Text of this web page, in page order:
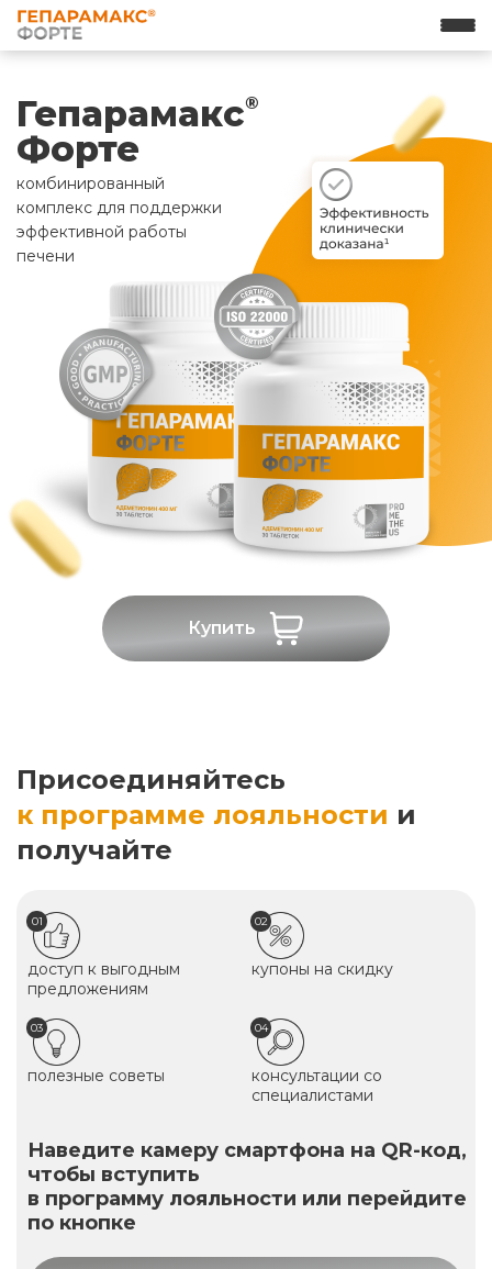
Гепарамакс®
Форте
комбинированный
комплекс для поддержки
эффективной работы
печени
Купить
Присоединяйтесь
к программе лояльности и
получайте
01
доступ к выгодным
предложениям
02
купоны на скидку
03
полезные советы
04
консультации со
специалистами
Наведите камеру смартфона на QR-код,
чтобы вступить
в программу лояльности или перейдите
по кнопке